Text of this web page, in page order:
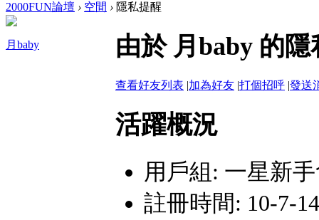
2000FUN論壇 › 空間 › 隱私提醒
月baby 由於 月baby 的
查看好友列表 |加為好友 |打個招呼 |發送
活躍概況
用戶組: 一星新
註冊時間: 10-7-